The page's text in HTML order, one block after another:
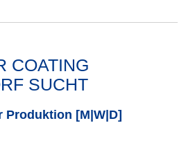
COATING
SUCHT
Produktion [M|W|D]